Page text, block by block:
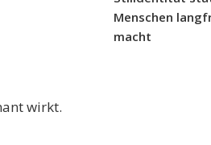
wirkt.
Menschen
macht